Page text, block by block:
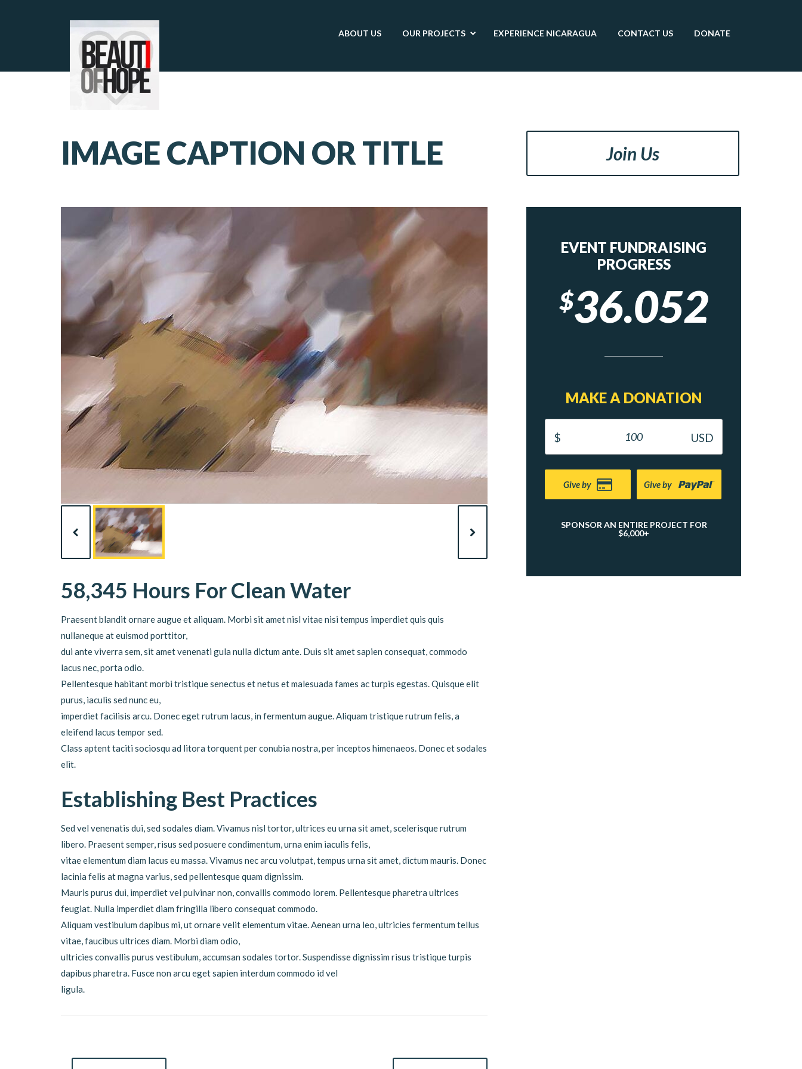
ABOUT US OUR PROJECTS EXPERIENCE NICARAGUA CONTACT US DONATE
IMAGE CAPTION OR TITLE
58,345 Hours For Clean Water
Praesent blandit ornare augue et aliquam. Morbi sit amet nisl vitae nisi tempus imperdiet quis quis
nullaneque at euismod porttitor,
dui ante viverra sem, sit amet venenati gula nulla dictum ante. Duis sit amet sapien consequat, commodo
lacus nec, porta odio.
Pellentesque habitant morbi tristique senectus et netus et malesuada fames ac turpis egestas. Quisque elit
purus, iaculis sed nunc eu,
imperdiet facilisis arcu. Donec eget rutrum lacus, in fermentum augue. Aliquam tristique rutrum felis, a
eleifend lacus tempor sed.
Class aptent taciti sociosqu ad litora torquent per conubia nostra, per inceptos himenaeos. Donec et sodales
elit.
Establishing Best Practices
Sed vel venenatis dui, sed sodales diam. Vivamus nisl tortor, ultrices eu urna sit amet, scelerisque rutrum
libero. Praesent semper, risus sed posuere condimentum, urna enim iaculis felis,
vitae elementum diam lacus eu massa. Vivamus nec arcu volutpat, tempus urna sit amet, dictum mauris. Donec
lacinia felis at magna varius, sed pellentesque quam dignissim.
Mauris purus dui, imperdiet vel pulvinar non, convallis commodo lorem. Pellentesque pharetra ultrices
feugiat. Nulla imperdiet diam fringilla libero consequat commodo.
Aliquam vestibulum dapibus mi, ut ornare velit elementum vitae. Aenean urna leo, ultricies fermentum tellus
vitae, faucibus ultrices diam. Morbi diam odio,
ultricies convallis purus vestibulum, accumsan sodales tortor. Suspendisse dignissim risus tristique turpis
dapibus pharetra. Fusce non arcu eget sapien interdum commodo id vel
ligula.
Join Us
EVENT FUNDRAISING
PROGRESS
$36.052
MAKE A DONATION
Give by Give by
SPONSOR AN ENTIRE PROJECT FOR
$6,000+